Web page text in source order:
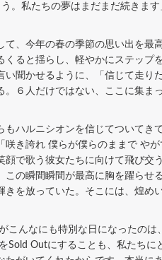
。私たちの夢はまだまだ続きます
、今年の春の季節の思い出を最
くると揺らし、軽やかにステッ
い聞かせるように、「信じて走
。６人だけではない、ここに集
ハルニシオンを信じてついてき
き誇れ 僕らが僕らのままで や
で歌う彼女たちに向けて飛び
この瞬間瞬間が最高に胸を躍ら
を放っていた。そこには、煌め
こんなにも特別な日になったのは
Sold Outにすることも、私たち